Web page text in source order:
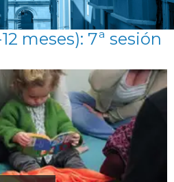
meses): 7ª sesión